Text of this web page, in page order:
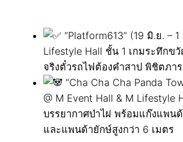
“Platform613” (19 มิ.ย. –
Lifestyle Hall ชั้น 1 เกมระทึกข
จริงตั๋วรถไฟต้องคำสาป พิชิตภา
“Cha Cha Cha Panda
@ M Event Hall & M Lifestyle
บรรยากาศป่าไผ่ พร้อมแก๊งแพน
และแพนด้ายักษ์สูงกว่า 6 เมตร